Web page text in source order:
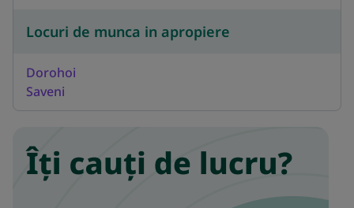
Locuri de munca in apropiere
Dorohoi
Saveni